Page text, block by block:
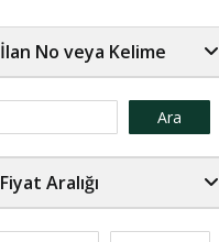
İlan No veya Kelime
Ara
Fiyat Aralığı